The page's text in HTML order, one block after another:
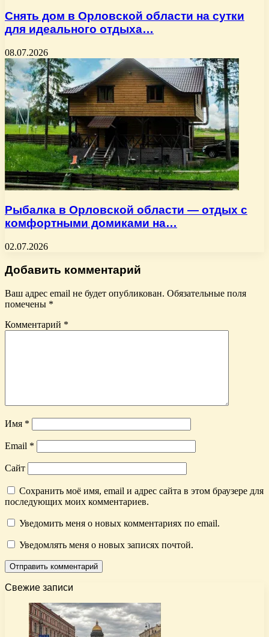
Снять дом в Орловской области на сутки
для идеального отдыха…
08.07.2026
Рыбалка в Орловской области — отдых с
комфортными домиками на…
02.07.2026
Добавить комментарий
Ваш адрес email не будет опубликован. Обязательные поля
помечены *
Комментарий *
Имя *
Email *
Сайт
Сохранить моё имя, email и адрес сайта в этом браузере для
последующих моих комментариев.
Уведомить меня о новых комментариях по email.
Уведомлять меня о новых записях почтой.
Свежие записи